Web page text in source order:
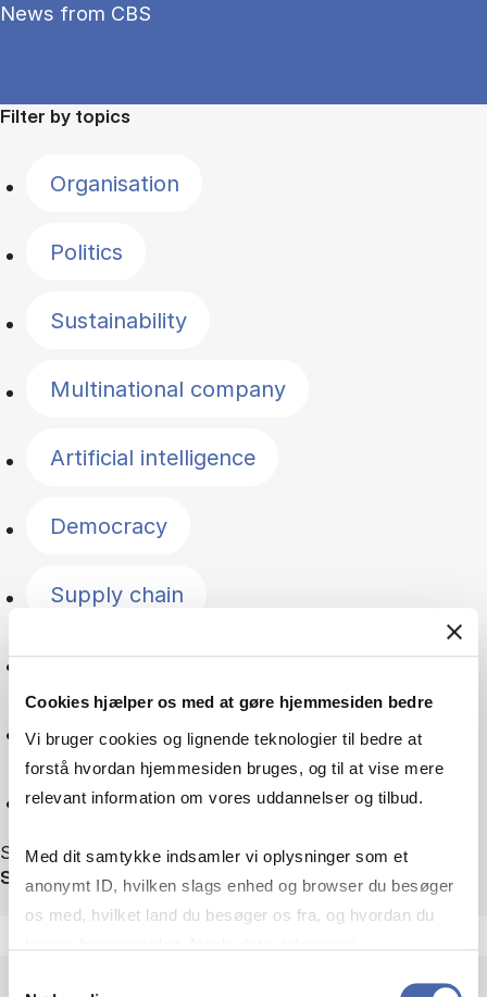
Cookies hjælper os med at gøre hjemmesiden bedre
Vi bruger cookies og lignende teknologier til bedre at
forstå hvordan hjemmesiden bruges, og til at vise mere
relevant information om vores uddannelser og tilbud.
Med dit samtykke indsamler vi oplysninger som et
anonymt ID, hvilken slags enhed og browser du besøger
os med, hvilket land du besøger os fra, og hvordan du
News from CBS
Filter by topics
Organisation
Politics
Sustainability
Multinational company
Artificial intelligence
Democracy
Supply chain
Geopolitics
Green transition
Reset
Showing 75 out of 75 news
Sortér efter